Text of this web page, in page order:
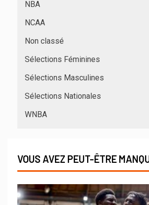
NBA
NCAA
Non classé
Sélections Féminines
Sélections Masculines
Sélections Nationales
WNBA
VOUS AVEZ PEUT-ÊTRE